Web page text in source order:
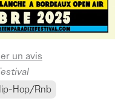
un avis
Hop/Rnb